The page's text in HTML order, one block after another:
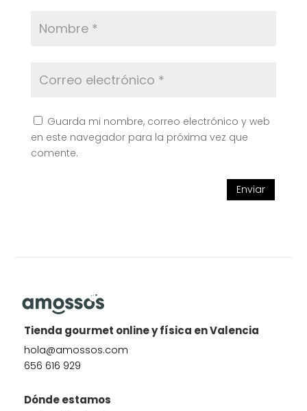
Guarda mi nombre, correo electrónico y web
en este navegador para la próxima vez que
comente.
Enviar
Tienda gourmet online y física en Valencia
hola@amossos.com
656 616 929
Dónde estamos